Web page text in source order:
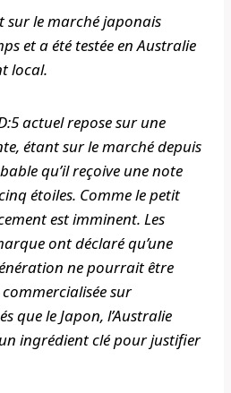
sur le marché japonais
et a été testée en Australie
local.
actuel repose sur une
étant sur le marché depuis
qu’il reçoive une note
étoiles. Comme le petit
est imminent. Les
ont déclaré qu’une
ne pourrait être
sur
que le Japon, l’Australie
ingrédient clé pour justifier